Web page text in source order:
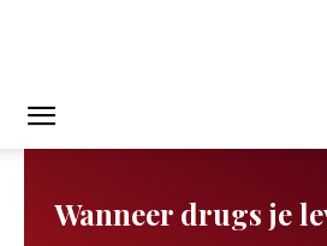
Wanneer drugs je